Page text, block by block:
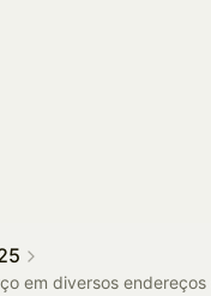
em diversos